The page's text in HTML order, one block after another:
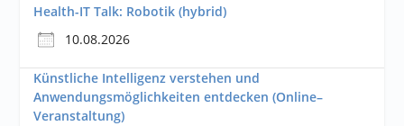
Health-IT Talk: Robotik (hybrid)
10.08.2026
Künstliche Intelligenz verstehen und
Anwendungsmöglichkeiten entdecken (Online–
Veranstaltung)